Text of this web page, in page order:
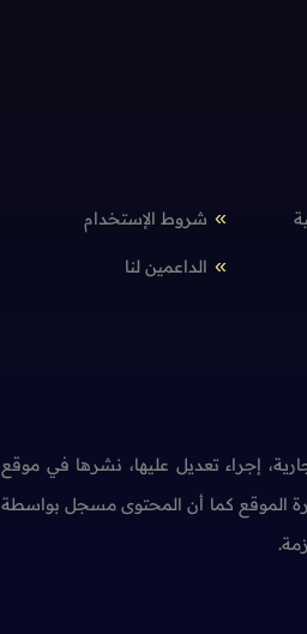
شروط الإستخدام
الداعمين لنا
إجراء تعديل عليها، نشرها في موقع
الموقع كما أن المحتوى مسجل بواسطة